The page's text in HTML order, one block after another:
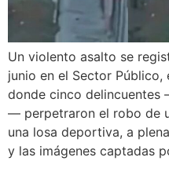
Un violento asalto se
junio en el Sector Público,
donde cinco delincuentes
— perpetraron el robo de
una losa deportiva, a
y las imágenes captadas